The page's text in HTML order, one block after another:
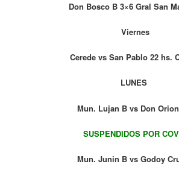
Don Bosco B 3×6 Gral San
Viernes
Cerede vs San Pablo 22 hs.
LUNES
Mun. Lujan B vs Don
SUSPENDIDOS POR
Mun. Junin B vs Godoy